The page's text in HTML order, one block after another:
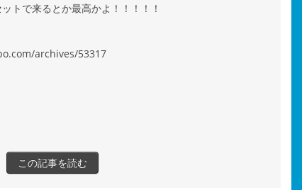
トで来るとか最高かよ！！！！！
archives/53317
この記事を読む